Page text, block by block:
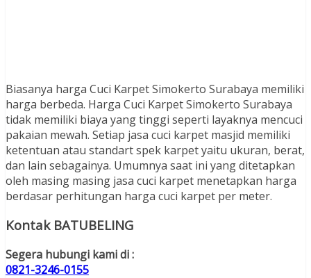
Biasanya harga Cuci Karpet Simokerto Surabaya memiliki
harga berbeda. Harga Cuci Karpet Simokerto Surabaya
tidak memiliki biaya yang tinggi seperti layaknya mencuci
pakaian mewah. Setiap jasa cuci karpet masjid memiliki
ketentuan atau standart spek karpet yaitu ukuran, berat,
dan lain sebagainya. Umumnya saat ini yang ditetapkan
oleh masing masing jasa cuci karpet menetapkan harga
berdasar perhitungan harga cuci karpet per meter.
Kontak BATUBELING
Segera hubungi kami di :
0821-3246-0155